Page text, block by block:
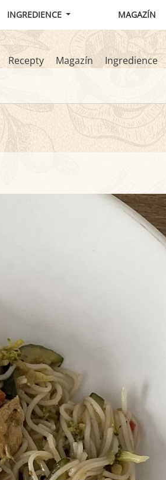
INGREDIENCE MAGAZÍN
Recepty Magazín
Ingredience